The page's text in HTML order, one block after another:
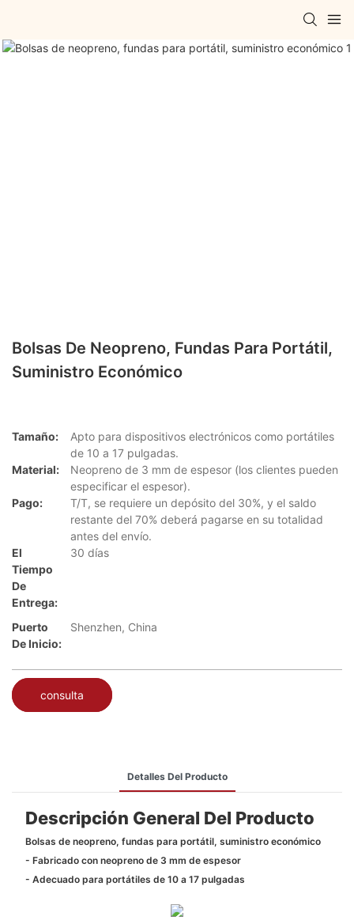
Bolsas De Neopreno, Fundas Para Portátil,
Suministro Económico
Tamaño:
Apto para dispositivos electrónicos como portátiles
de 10 a 17 pulgadas.
Material:
Neopreno de 3 mm de espesor (los clientes pueden
especificar el espesor).
Pago:
T/T, se requiere un depósito del 30%, y el saldo
restante del 70% deberá pagarse en su totalidad
antes del envío.
El
Tiempo
De
Entrega:
30 días
Puerto
De Inicio:
Shenzhen, China
consulta
Detalles Del Producto
Descripción General Del Producto
Bolsas de neopreno, fundas para portátil, suministro económico
- Fabricado con neopreno de 3 mm de espesor
- Adecuado para portátiles de 10 a 17 pulgadas